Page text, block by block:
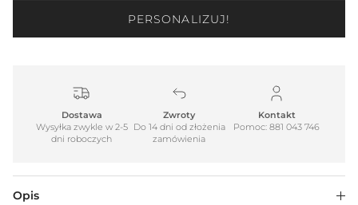
PERSONALIZUJ!
Dostawa
Wysyłka zwykle w 2-5
dni roboczych
Zwroty
Do 14 dni od złożenia
zamówienia
Kontakt
Pomoc: 881 043 746
Opis